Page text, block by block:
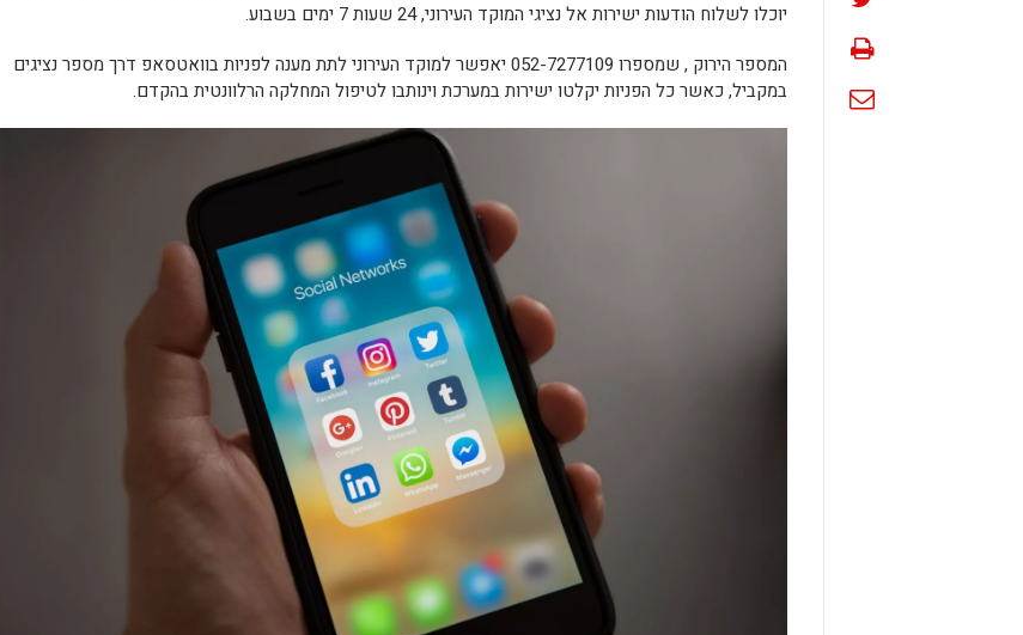
יוכלו לשלוח הודעות ישירות אל נציגי המוקד העירוני, 24 שעות 7 ימים בשבוע.
המספר הירוק , שמספרו 052-7277109 יאפשר למוקד העירוני לתת מענה לפניות בוואטסאפ דרך מספר נציגים
במקביל, כאשר כל הפניות יקלטו ישירות במערכת וינותבו לטיפול המחלקה הרלוונטית בהקדם.